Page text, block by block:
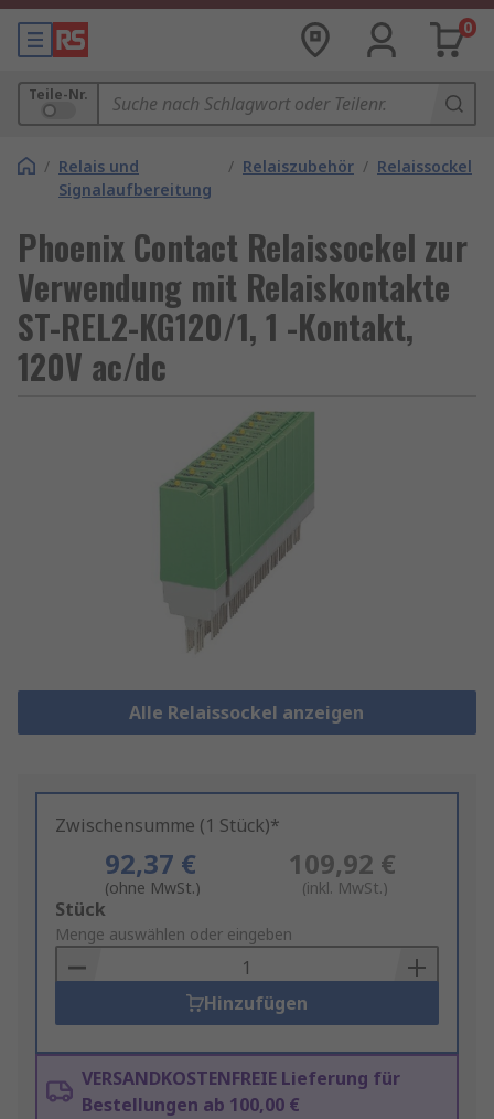
0
Teile-Nr.
/ Relais und
Signalaufbereitung
/ Relaiszubehör / Relaissockel
Phoenix Contact Relaissockel zur
Verwendung mit Relaiskontakte
ST-REL2-KG120/1, 1 -Kontakt,
120V ac/dc
Alle Relaissockel anzeigen
Zwischensumme (1 Stück)*
92,37 €
(ohne MwSt.)
109,92 €
(inkl. MwSt.)
Add
to
Basket
Stück
Menge auswählen oder eingeben
Hinzufügen
VERSANDKOSTENFREIE Lieferung für
Bestellungen ab 100,00 €